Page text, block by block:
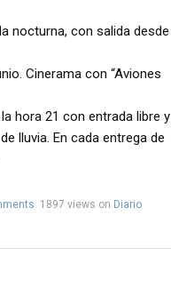
nocturna, con salida desde
Cinerama con “Aviones
hora 21 con entrada libre y
lluvia. En cada entrega de
1897 views on Diario